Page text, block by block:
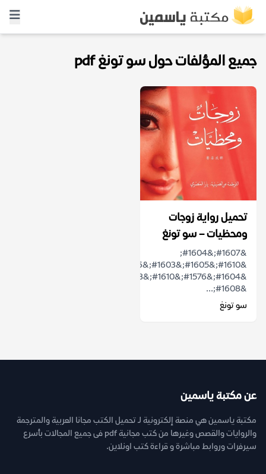
جميع المؤلفات حول سو تونغ pdf
تحميل رواية زوجات
ومحظيات – سو تونغ
&#1607;&#1604;
&#1608;...
سو تونغ
عن مكتبة ياسمين
مكتبة ياسمين هي منصة إلكترونية لـ تحميل الكتب مجانا العربية والمترجمة
والروايات والقصص وغيرها من كتب مجانية pdf فى جميع المجالات بأسرع
سيرفرات وروابط مباشرة و قراءة كتب اونلاين.